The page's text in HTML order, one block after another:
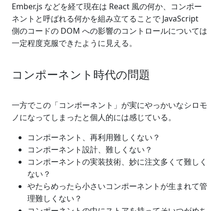
Ember.js などを経て現在は React 風の何か、コンポー
ネントと呼ばれる何かを組み立てることで JavaScript
側のコードの DOM への影響のコントロールについては
一定程度克服できたように見える。
コンポーネント時代の問題
一方でこの「コンポーネント」が実にやっかいなシロモ
ノになってしまったと個人的には感じている。
コンポーネント、再利用難しくない？
コンポーネント設計、難しくない？
コンポーネントの実装技術、妙に注文多くて難しく
ない？
やたらめったら小さいコンポーネントが生まれて管
理難しくない？